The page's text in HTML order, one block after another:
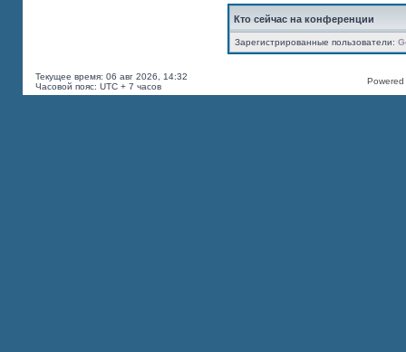
Кто сейчас на конференции
Зарегистрированные пользователи:
Текущее время: 06 авг 2026, 14:32
Часовой пояс: UTC + 7 часов